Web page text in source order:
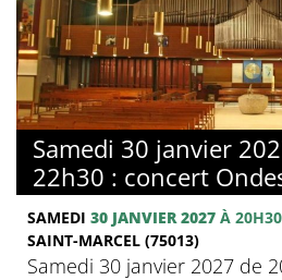
Samedi 30 janvier
22h30 : concert
SAMEDI 30 JANVIER 2027 À 20H30
SAINT-MARCEL (75013)
Samedi 30 janvier 2027 de